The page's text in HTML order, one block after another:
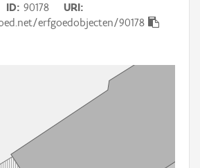
ID 90178
URI
erfgoedobjecten/90178